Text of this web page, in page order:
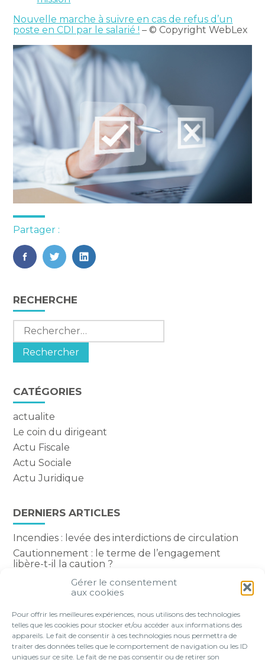
Gérer le consentement
aux cookies
Pour offrir les meilleures expériences, nous utilisons des technologies
telles que les cookies pour stocker et/ou accéder aux informations des
appareils. Le fait de consentir à ces technologies nous permettra de
traiter des données telles que le comportement de navigation ou les ID
uniques sur ce site. Le fait de ne pas consentir ou de retirer son
Nouvelle marche à suivre en cas de refus d’un
poste en CDI par le salarié ! – © Copyright WebLex
Partager :
FaceBook
TwitterLinkedIn
Blog
sidebar
RECHERCHE
Rechercher :
CATÉGORIES
actualite
Le coin du dirigeant
Actu Fiscale
Actu Sociale
Actu Juridique
DERNIERS ARTICLES
Incendies : levée des interdictions de circulation
Cautionnement : le terme de l’engagement
libère-t-il la caution ?
Transport fluvial de marchandises : une aide
financière bienvenue
comptent-elles ?